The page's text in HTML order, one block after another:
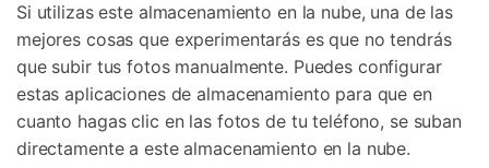
Si utilizas este almacenamiento en la nube, una de las
mejores cosas que experimentarás es que no tendrás
que subir tus fotos manualmente. Puedes configurar
estas aplicaciones de almacenamiento para que en
cuanto hagas clic en las fotos de tu teléfono, se suban
directamente a este almacenamiento en la nube.